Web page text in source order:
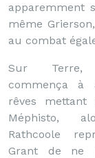
apparemment
même
au combat
Sur Terre,
commença à
rêves mettant
Méphisto,
Rathcoole
Grant de ne